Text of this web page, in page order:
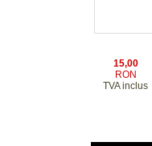
15,00
RON
TVA inclus